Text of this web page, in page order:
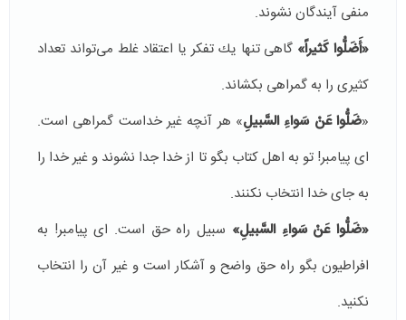
منفی آیندگان نشوند.
«أَضَلُّوا كَثیراً» گاهی تنها یك تفكر یا اعتقاد غلط می‌تواند تعداد
كثیری را به گمراهی بكشاند.
«ضَلُّوا عَنْ سَواءِ السَّبیلِ» هر آنچه غیر خداست گمراهی است.
ای پیامبر! تو به اهل كتاب بگو تا از خدا جدا نشوند و غیر خدا را
به جای خدا انتخاب نكنند.
«ضَلُّوا عَنْ سَواءِ السَّبیلِ» سبیل راه حق است. ای پیامبر! به
افراطیون بگو راه حق واضح و آشكار است و غیر آن را انتخاب
نكنید.